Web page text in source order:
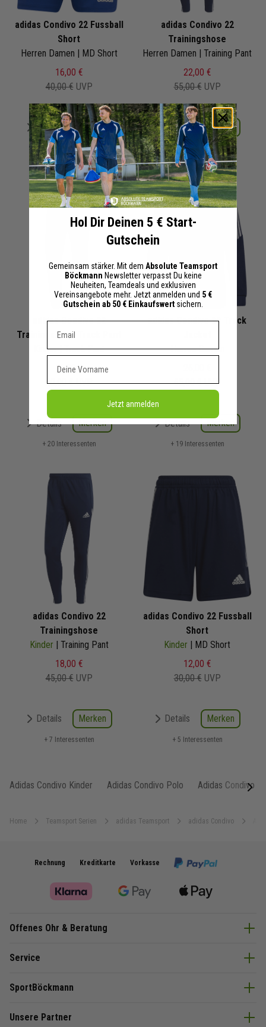
Home Teamsport Serien adidas Teamsport adidas Condivo
adidas Condivo 22 Fussball
Short
Herren Damen | MD Short
16,00 €
40,00 € UVP
Details Merken
+ 32 Interessenten
adidas Condivo 22
Trainingshose
Herren Damen | Training Pant
22,00 €
55,00 € UVP
Details Merken
+ 27 Interessenten
adidas Condivo 22
Trainingshose Track Pant
Kinder| Track Pant
16,00 €
40,00 € UVP
Details Merken
+ 20 Interessenten
adidas Condivo 22 Track
Herren Damen
65,00 € UVP
Details Merken
+ 19 Interessenten
adidas Condivo 22
Trainingshose
Kinder | Training Pant
18,00 €
45,00 € UVP
Details Merken
+ 7 Interessenten
adidas Condivo 22 Fussball
Short
Kinder | MD Short
12,00 €
30,00 € UVP
Details Merken
+ 5 Interessenten
Rechnung Kreditkarte Vorkasse
Offenes Ohr & Beratung
Service
SportBöckmann
Unsere Partner
Adidas Condivo Kinder Adidas Condivo Polo
Adidas Condivo
Hol Dir Deinen 5 € Start-
Gutschein
Gemeinsam stärker. Mit dem Absolute Teamsport
Böckmann Newsletter verpasst Du keine
Neuheiten, Teamdeals und exklusiven
Vereinsangebote mehr. Jetzt anmelden und 5 €
Gutschein ab 50 € Einkaufswert sichern.
Dein E-mail Adresse
Vorname
Jetzt anmelden